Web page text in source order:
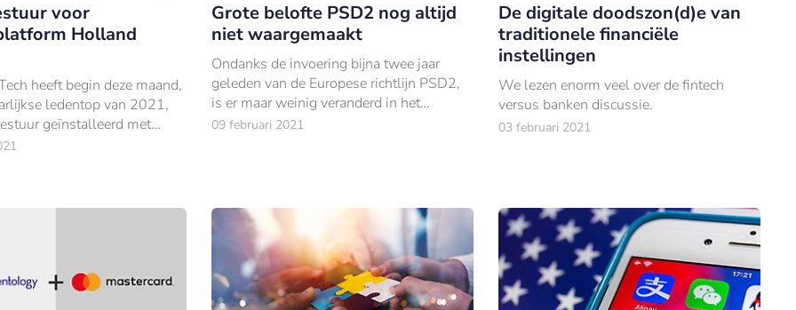
voor
Holland
heeft begin deze maand,
ledentop van 2021,
geïnstalleerd met
leiders en experts uit
Grote belofte PSD2 nog altijd
niet waargemaakt
Ondanks de invoering bijna twee jaar
geleden van de Europese richtlijn PSD2,
is er maar weinig veranderd in het
Nederlandse betaallandschap, vindt
09 februari 2021
De digitale doodszon(d)e van
traditionele financiële
instellingen
We lezen enorm veel over de fintech
versus banken discussie.
03 februari 2021